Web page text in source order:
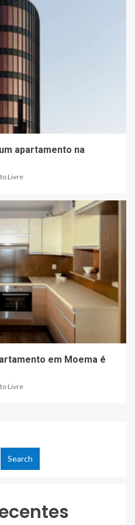
apartamento na
Livre
em Moema é
Livre
Search